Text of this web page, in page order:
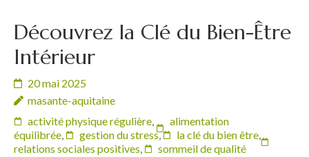
Découvrez la Clé du Bien-Être
Intérieur
20 mai 2025
masante-aquitaine
activité physique régulière,
alimentation
équilibrée, gestion du stress, la clé du bien être,
relations sociales positives, sommeil de qualité